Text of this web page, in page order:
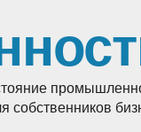
собственников